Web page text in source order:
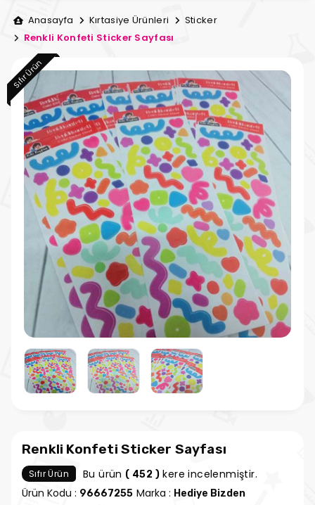
Anasayfa Kırtasiye Ürünleri
Sticker
Renkli Konfeti Sticker Sayfası
Sıfır Ürün
Renkli Konfeti Sticker Sayfası
Sıfır Ürün Bu ürün ( 452 ) kere incelenmiştir.
Ürün Kodu : 96667255 Marka : Hediye Bizden